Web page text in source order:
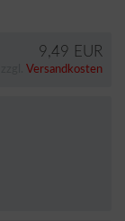
9,49 EUR
Versandkosten